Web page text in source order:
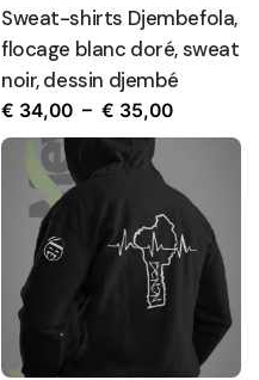
Sweat-shirts Djembefola,
flocage blanc doré, sweat
noir, dessin djembé
€ 34,00 – € 35,00Plage
de
€ 34,00
à
€ 35,00